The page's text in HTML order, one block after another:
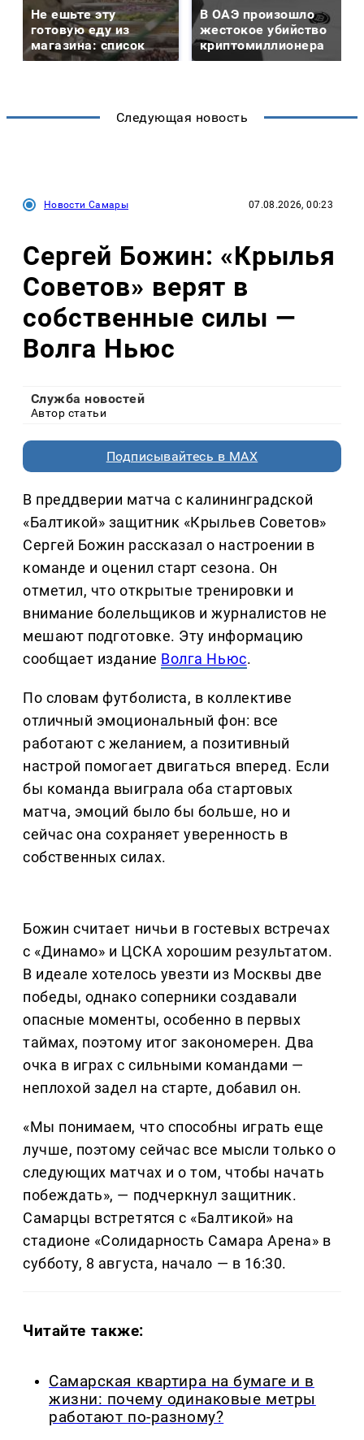
Не ешьте эту
готовую еду из
магазина: список
В ОАЭ произошло
жестокое убийство
криптомиллионера
Следующая новость
Новости Самары 07.08.2026, 00:23
Сергей Божин: «Крылья
Советов» верят в
собственные силы —
Волга Ньюс
Служба новостей
Автор статьи
Подписывайтесь в MAX
В преддверии матча с калининградской
«Балтикой» защитник «Крыльев Советов»
Сергей Божин рассказал о настроении в
команде и оценил старт сезона. Он
отметил, что открытые тренировки и
внимание болельщиков и журналистов не
мешают подготовке. Эту информацию
сообщает издание Волга Ньюс.
По словам футболиста, в коллективе
отличный эмоциональный фон: все
работают с желанием, а позитивный
настрой помогает двигаться вперед. Если
бы команда выиграла оба стартовых
матча, эмоций было бы больше, но и
сейчас она сохраняет уверенность в
собственных силах.
Божин считает ничьи в гостевых встречах
с «Динамо» и ЦСКА хорошим результатом.
В идеале хотелось увезти из Москвы две
победы, однако соперники создавали
опасные моменты, особенно в первых
таймах, поэтому итог закономерен. Два
очка в играх с сильными командами —
неплохой задел на старте, добавил он.
«Мы понимаем, что способны играть еще
лучше, поэтому сейчас все мысли только о
следующих матчах и о том, чтобы начать
побеждать», — подчеркнул защитник.
Самарцы встретятся с «Балтикой» на
стадионе «Солидарность Самара Арена» в
субботу, 8 августа, начало — в 16:30.
Читайте также:
Самарская квартира на бумаге и в
жизни: почему одинаковые метры
работают по-разному?